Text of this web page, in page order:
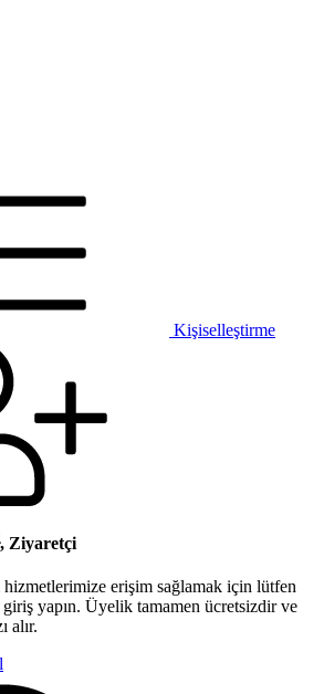
Kişiselleştirme
Ziyaretçi
erişim sağlamak için lütfen
yapın. Üyelik tamamen ücretsizdir ve
alır.